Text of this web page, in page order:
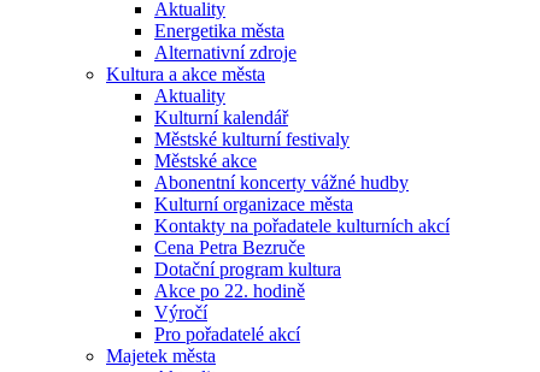
Aktuality
Energetika města
Alternativní zdroje
Kultura a akce města
Aktuality
Kulturní kalendář
Městské kulturní festivaly
Městské akce
Abonentní koncerty vážné hudby
Kulturní organizace města
Kontakty na pořadatele kulturních akcí
Cena Petra Bezruče
Dotační program kultura
Akce po 22. hodině
Výročí
Pro pořadatelé akcí
Majetek města